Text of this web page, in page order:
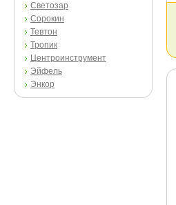
Светозар
Сорокин
Тевтон
Тропик
Центроинструмент
Эйфель
Энкор